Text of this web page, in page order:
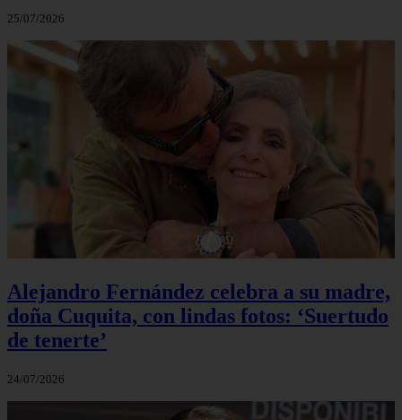
25/07/2026
Alejandro Fernández celebra a su madre,
doña Cuquita, con lindas fotos: ‘Suertudo
de tenerte’
24/07/2026